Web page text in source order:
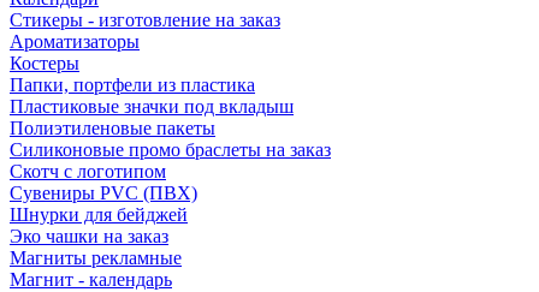
Стикеры - изготовление на заказ
Ароматизаторы
Костеры
Папки, портфели из пластика
Пластиковые значки под вкладыш
Полиэтиленовые пакеты
Силиконовые промо браслеты на заказ
Скотч с логотипом
Сувениры PVC (ПВХ)
Шнурки для бейджей
Эко чашки на заказ
Магниты рекламные
Магнит - календарь